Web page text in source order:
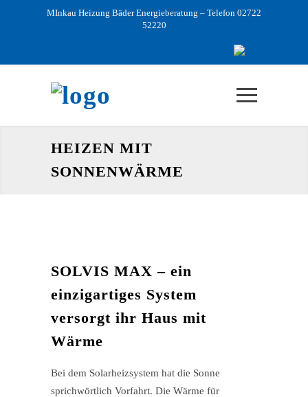
HEIZEN MIT
SONNENWÄRME
SOLVIS MAX – ein
einzigartiges System
versorgt ihr Haus mit
Wärme
Bei dem Solarheizsystem hat die Sonne
sprichwörtlich Vorfahrt. Die Wärme für
MInkau Heizung Bäder Energieberatung – Telefon 02722
52220